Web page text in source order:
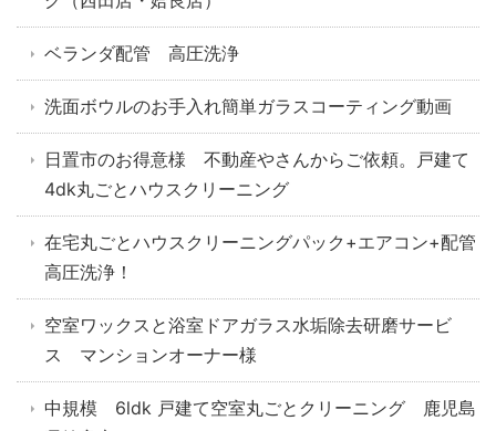
ベランダ配管 高圧洗浄
洗面ボウルのお手入れ簡単ガラスコーティング動画
日置市のお得意様 不動産やさんからご依頼。戸建て
4dk丸ごとハウスクリーニング
在宅丸ごとハウスクリーニングパック+エアコン+配管
高圧洗浄！
空室ワックスと浴室ドアガラス水垢除去研磨サービ
ス マンションオーナー様
中規模 6ldk 戸建て空室丸ごとクリーニング 鹿児島